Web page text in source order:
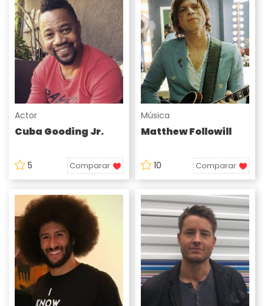
Actor
Cuba Gooding Jr.
5 Comparar
Música
Matthew Followill
10 Comparar